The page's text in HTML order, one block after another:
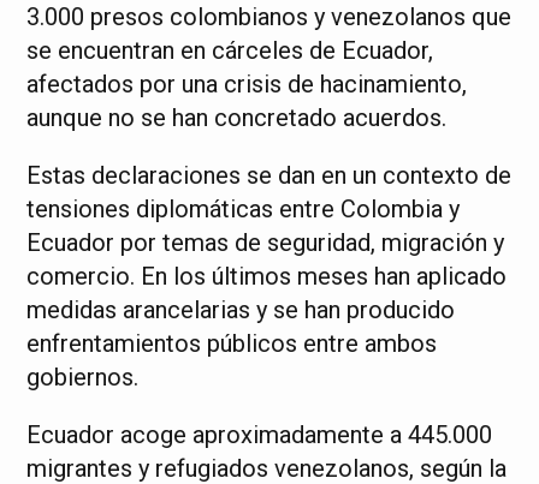
3.000 presos colombianos y venezolanos que
se encuentran en cárceles de Ecuador,
afectados por una crisis de hacinamiento,
aunque no se han concretado acuerdos.
Estas declaraciones se dan en un contexto de
tensiones diplomáticas entre Colombia y
Ecuador por temas de seguridad, migración y
comercio. En los últimos meses han aplicado
medidas arancelarias y se han producido
enfrentamientos públicos entre ambos
gobiernos.
Ecuador acoge aproximadamente a 445.000
migrantes y refugiados venezolanos, según la